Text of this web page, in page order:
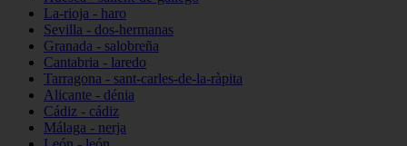
La-rioja - haro
Sevilla - dos-hermanas
Granada - salobreña
Cantabria - laredo
Tarragona - sant-carles-de-la-ràpita
Alicante - dénia
Cádiz - cádiz
Málaga - nerja